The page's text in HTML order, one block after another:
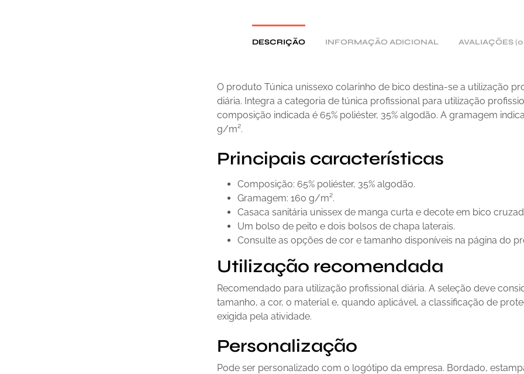
DESCRIÇÃO INFORMAÇÃO ADICIONAL AVALIAÇÕES
O produto Túnica unissexo colarinho de bico destina-se a utilização
diária. Integra a categoria de túnica profissional para utilização
composição indicada é 65% poliéster, 35% algodão. A gramagem
g/m².
Principais características
Composição: 65% poliéster, 35% algodão.
Gramagem: 160 g/m².
Casaca sanitária unissex de manga curta e decote em bico
Um bolso de peito e dois bolsos de chapa laterais.
Consulte as opções de cor e tamanho disponíveis na página do
Utilização recomendada
Recomendado para utilização profissional diária. A seleção deve
tamanho, a cor, o material e, quando aplicável, a classificação de
exigida pela atividade.
Personalização
Pode ser personalizado com o logótipo da empresa. Bordado,